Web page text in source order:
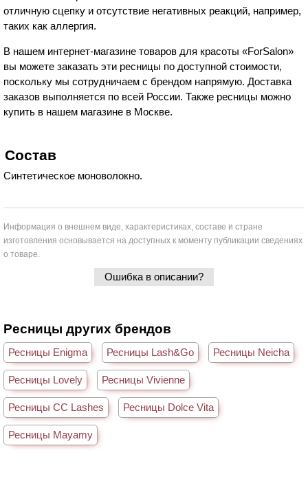
отличную сцепку и отсутствие негативных реакций, например,
таких как аллергия.
В нашем интернет-магазине товаров для красоты «ForSalon»
вы можете заказать эти ресницы по доступной стоимости,
поскольку мы сотрудничаем с брендом напрямую. Доставка
заказов выполняется по всей России. Также ресницы можно
купить в нашем магазине в Москве.
Состав
Синтетическое моноволокно.
Информация о внешнем виде, характеристиках, составе и стране
изготовления основывается на доступных к моменту публикации сведениях
о товаре.
Ошибка в описании?
Ресницы других брендов
Ресницы Enigma Ресницы Lash&Go Ресницы Neicha
Ресницы Lovely Ресницы Vivienne
Ресницы CC Lashes Ресницы Dolce Vita
Ресницы Mayamy